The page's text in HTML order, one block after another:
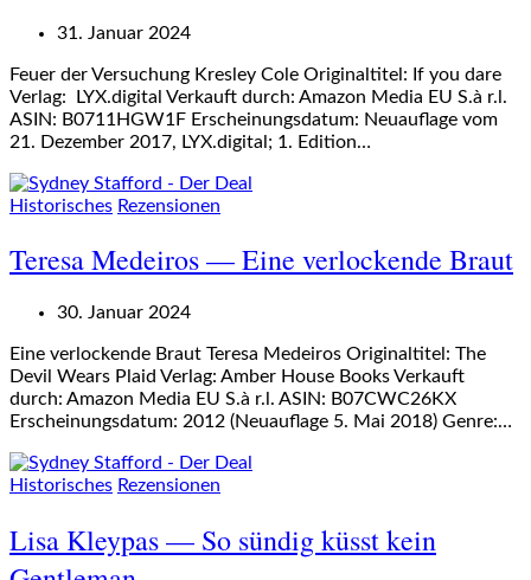
31. Januar 2024
Feuer der Versuchung Kresley Cole Originaltitel: If you dare
Verlag: ‎ LYX.digital Verkauft durch: Amazon Media EU S.à r.l.
ASIN: B0711HGW1F Erscheinungsdatum: Neuauflage vom
21. Dezember 2017, LYX.digital; 1. Edition…
Historisches Rezensionen
Teresa Medeiros — Eine verlockende Braut
30. Januar 2024
Eine verlockende Braut Teresa Medeiros Originaltitel: The
Devil Wears Plaid Verlag: Amber House Books Verkauft
durch: Amazon Media EU S.à r.l. ASIN: B07CWC26KX
Erscheinungsdatum: 2012 (Neuauflage 5. Mai 2018) Genre:…
Historisches Rezensionen
Lisa Kleypas — So sündig küsst kein